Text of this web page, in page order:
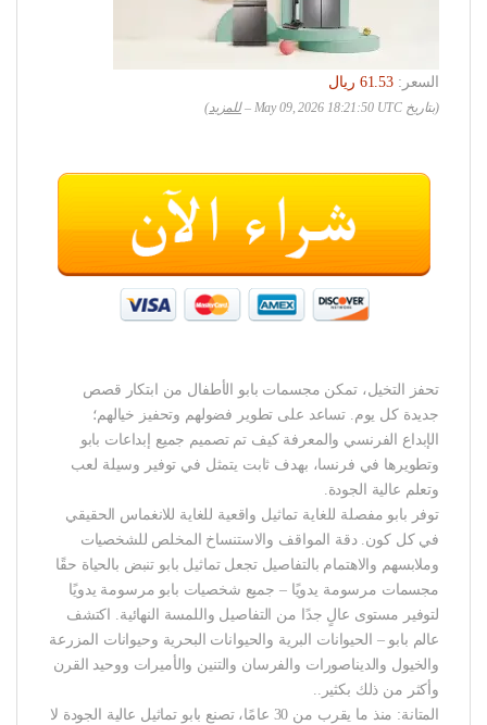
السعر:
‏61.53 ريال
(بتاريخ May 09, 2026 18:21:50 UTC – للمزيد)
تحفز التخيل، تمكن مجسمات بابو الأطفال من ابتكار قصص
جديدة كل يوم. تساعد على تطوير فضولهم وتحفيز خيالهم؛
الإبداع الفرنسي والمعرفة كيف تم تصميم جميع إبداعات بابو
وتطويرها في فرنسا، بهدف ثابت يتمثل في توفير وسيلة لعب
وتعلم عالية الجودة.
توفر بابو مفصلة للغاية تماثيل واقعية للغاية للانغماس الحقيقي
في كل كون. دقة المواقف والاستنساخ المخلص للشخصيات
وملابسهم والاهتمام بالتفاصيل تجعل تماثيل بابو تنبض بالحياة حقًا
مجسمات مرسومة يدويًا – جميع شخصيات بابو مرسومة يدويًا
لتوفير مستوى عالٍ جدًا من التفاصيل واللمسة النهائية. اكتشف
عالم بابو – الحيوانات البرية والحيوانات البحرية وحيوانات المزرعة
والخيول والديناصورات والفرسان والتنين والأميرات ووحيد القرن
وأكثر من ذلك بكثير..
المتانة: منذ ما يقرب من 30 عامًا، تصنع بابو تماثيل عالية الجودة لا